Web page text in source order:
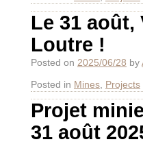
Le 31 août,
Loutre !
Posted on 2025/06/28 by
Posted in Mines Projects
Projet
31 août